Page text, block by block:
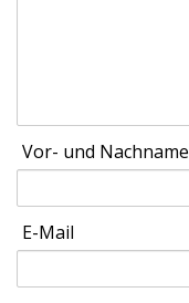
Vor- und Nachname
E-Mail